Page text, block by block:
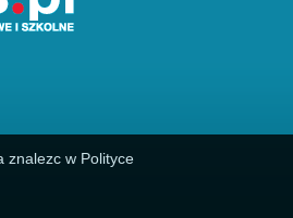
znalezc w Polityce